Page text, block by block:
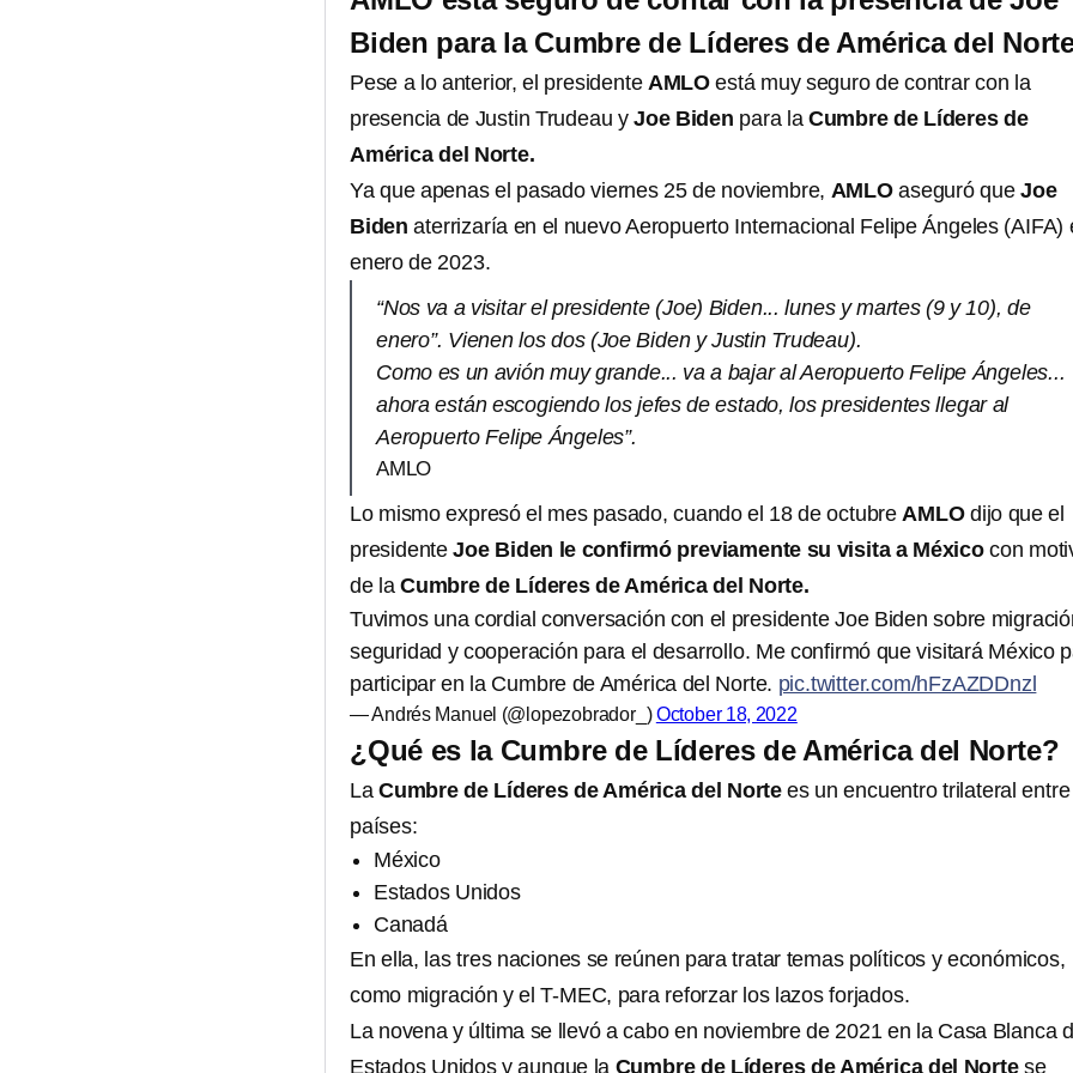
Biden para la Cumbre de Líderes de América del
Pese a lo anterior, el presidente AMLO está muy seguro de contrar con la
presencia de Justin Trudeau yJoe Biden para laCumbre de Líderes de
América del Norte.
Ya que apenas el pasado viernes 25 de noviembre, AMLOaseguró queJoe
Biden aterrizaría en el nuevo Aeropuerto Internacional Felipe Ángeles (AIFA)
enero de 2023.
“Nos va a visitar el presidente (Joe) Biden... lunes y martes (9 y 10), de
enero”. Vienen los dos (Joe Biden y Justin Trudeau).
Como es un avión muy grande... va a bajar al Aeropuerto Felipe Ángeles...
ahora están escogiendo los jefes de estado, los presidentes llegar al
Aeropuerto Felipe Ángeles”.
AMLO
Lo mismo expresó el mes pasado, cuando el 18 de octubreAMLOdijo que el
presidenteJoe Biden le confirmó previamente su visita a Méxicocon
de la Cumbre de Líderes de América del Norte.
Tuvimos una cordial conversación con el presidente Joe Biden sobre
seguridad y cooperación para el desarrollo. Me confirmó que visitará México
participar en la Cumbre de América del Norte. pic.twitter.com/hFzAZDDnzl
— Andrés Manuel (@lopezobrador_)October 18, 2022
¿Qué es la Cumbre de Líderes de América del Norte?
La Cumbre de Líderes de América del Norte es un encuentro trilateral
países:
México
Estados Unidos
Canadá
En ella, las tres naciones se reúnen para tratar temas políticos y económicos,
como migración y el T-MEC, para reforzar los lazos forjados.
La novena y última se llevó a cabo en noviembre de 2021 en la Casa Blanca
Estados Unidos y aunque la Cumbre de Líderes de América del Nortese